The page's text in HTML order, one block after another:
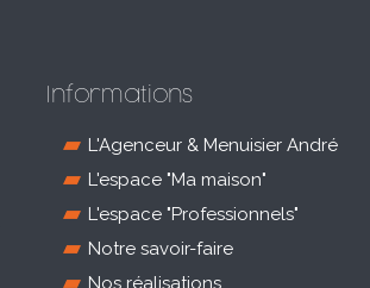
Informations
L'Agenceur & Menuisier André
L'espace "Ma maison"
L'espace "Professionnels"
Notre savoir-faire
Nos réalisations